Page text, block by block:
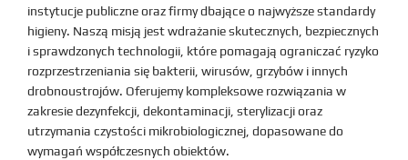
instytucje publiczne oraz firmy dbające o najwyższe standardy
higieny. Naszą misją jest wdrażanie skutecznych, bezpiecznych
i sprawdzonych technologii, które pomagają ograniczać ryzyko
rozprzestrzeniania się bakterii, wirusów, grzybów i innych
drobnoustrojów. Oferujemy kompleksowe rozwiązania w
zakresie dezynfekcji, dekontaminacji, sterylizacji oraz
utrzymania czystości mikrobiologicznej, dopasowane do
wymagań współczesnych obiektów.